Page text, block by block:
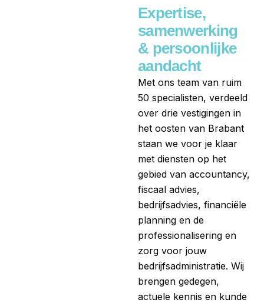
Expertise,
samenwerking
& persoonlijke
aandacht
Met ons team van ruim
50 specialisten, verdeeld
over drie vestigingen in
het oosten van Brabant
staan we voor je klaar
met diensten op het
gebied van accountancy,
fiscaal advies,
bedrijfsadvies, financiële
planning en de
professionalisering en
zorg voor jouw
bedrijfsadministratie. Wij
brengen gedegen,
actuele kennis en kunde